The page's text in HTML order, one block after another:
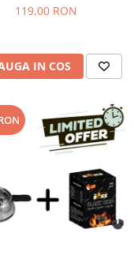
119,00 RON
IN COS